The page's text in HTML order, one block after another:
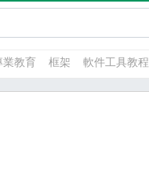
業教育 框架 軟件工具教程